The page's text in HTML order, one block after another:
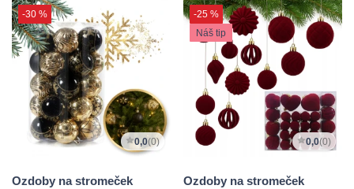
-30 %
0,0(0)
Ozdoby na stromeček
-25 %
Náš tip
0,0(0)
Ozdoby na stromeček